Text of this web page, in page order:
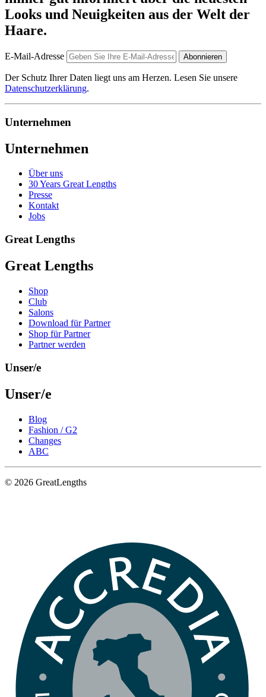
Looks und Neuigkeiten aus der Welt der
Haare.
E-Mail-Adresse Abonnieren
Der Schutz Ihrer Daten liegt uns am Herzen. Lesen Sie unsere
Datenschutzerklärung.
Unternehmen
Unternehmen
Über uns
30 Years Great Lengths
Presse
Kontakt
Jobs
Great Lengths
Great Lengths
Shop
Club
Salons
Download für Partner
Shop für Partner
Partner werden
Unser/e
Unser/e
Blog
Fashion / G2
Changes
ABC
© 2026 GreatLengths